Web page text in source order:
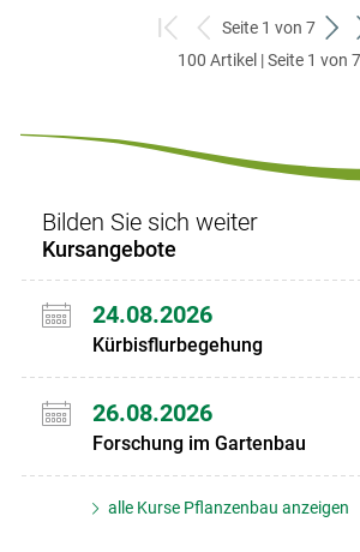
zum
ersten
zurück
zum
Seite 1 von 7
zum
100 Artikel | Seite 1 von 7
Bilden Sie sich weiter
Kursangebote
24.08.2026
Kürbisflurbegehung
26.08.2026
Forschung im Gartenbau
alle Kurse Pflanzenbau anzeigen